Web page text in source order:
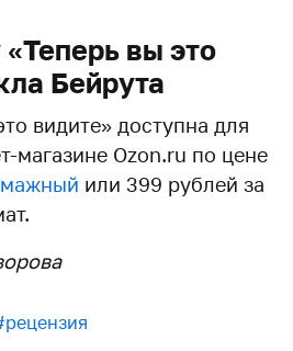
вы это
Бейрута
видите» доступна для
магазине Ozon.ru по цене
или 399 рублей за